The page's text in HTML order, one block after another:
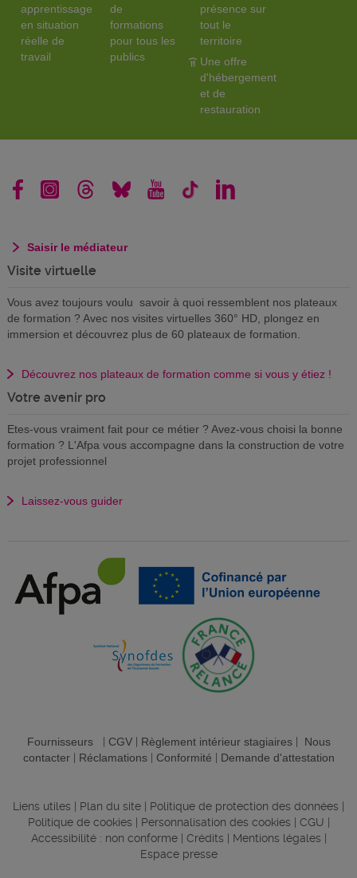
apprentissage
en situation
réelle de
travail
de
formations
pour tous les
publics
présence sur
tout le
territoire
Une offre
d'hébergement
et de
restauration
Saisir le médiateur
Visite virtuelle
Vous avez toujours voulu savoir à quoi ressemblent nos plateaux
de formation ? Avec nos visites virtuelles 360° HD, plongez en
immersion et découvrez plus de 60 plateaux de formation.
Découvrez nos plateaux de formation comme si vous y étiez !
Votre avenir pro
Etes-vous vraiment fait pour ce métier ? Avez-vous choisi la bonne
formation ? L'Afpa vous accompagne dans la construction de votre
projet professionnel
Laissez-vous guider
Fournisseurs| CGV| Règlement intérieur stagiaires| Nous
contacter| Réclamations| Conformité Demande d'attestation
Liens utiles Plan du site Politique de protection des données
Politique de cookies
Personnalisation des cookies CGU
Accessibilité : non conforme| Crédits Mentions légales
Espace presse